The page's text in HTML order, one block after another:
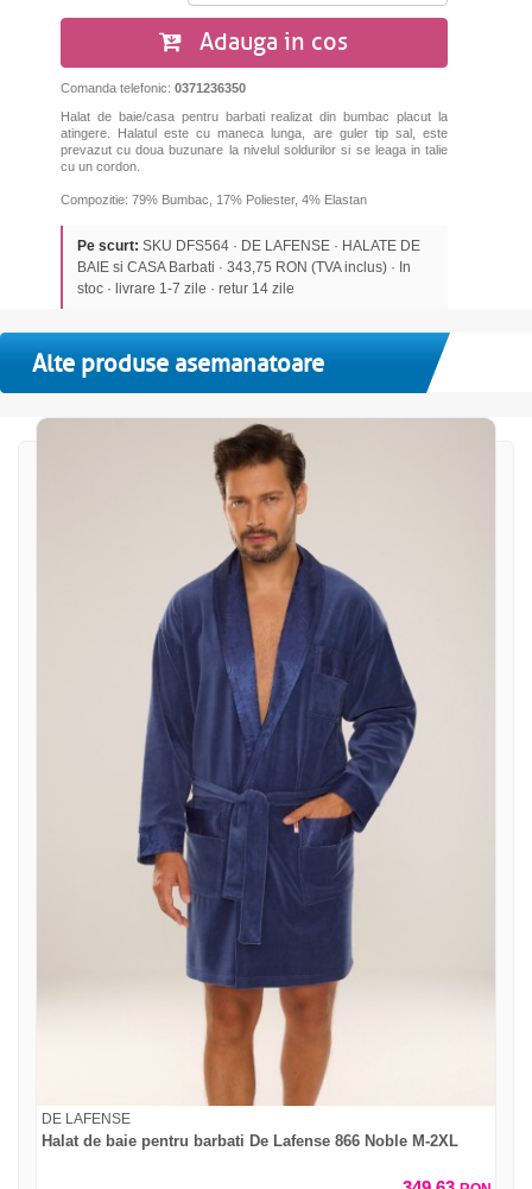
Adauga in cos
Comanda telefonic: 0371236350
Halat de baie/casa pentru barbati realizat din bumbac placut la
atingere. Halatul este cu maneca lunga, are guler tip sal, este
prevazut cu doua buzunare la nivelul soldurilor si se leaga in talie
cu un cordon.
Compozitie: 79% Bumbac, 17% Poliester, 4% Elastan
Pe scurt: SKU DFS564 · DE LAFENSE · HALATE DE
BAIE si CASA Barbati · 343,75 RON (TVA inclus) · In
stoc · livrare 1-7 zile · retur 14 zile
Alte produse asemanatoare
DE LAFENSE
Halat de baie pentru barbati De Lafense 866 Noble M-2XL